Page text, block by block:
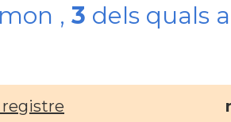
, 3 dels quals